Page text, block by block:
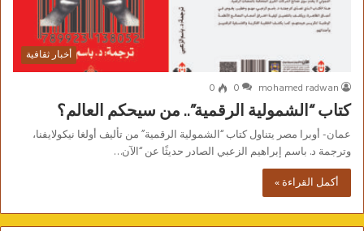
أخبار ثقافية
mohamed radwan
0
0
كتاب “الشمولية الرقمية”.. من سيحكم العالم؟
عمان- أوبرا مصر يتناول كتاب “الشمولية الرقمية” من تأليف أولغا نيكولايفنا،
وترجمة د. باسم إبراهيم الزعبي الصادر حديثًا عن “الآن…
أكمل القراءة »